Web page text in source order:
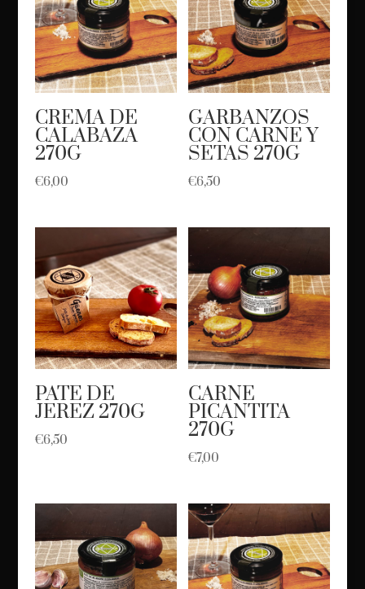
CREMA DE
CALABAZA
270G
€6,00
GARBANZOS
CON CARNE Y
SETAS 270G
€6,50
PATE DE
JEREZ 270G
€6,50
CARNE
PICANTITA
270G
€7,00